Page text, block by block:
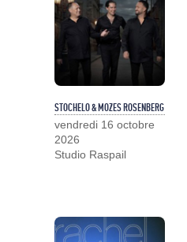
STOCHELO & MOZES ROSENBERG
vendredi 16 octobre
2026
Studio Raspail